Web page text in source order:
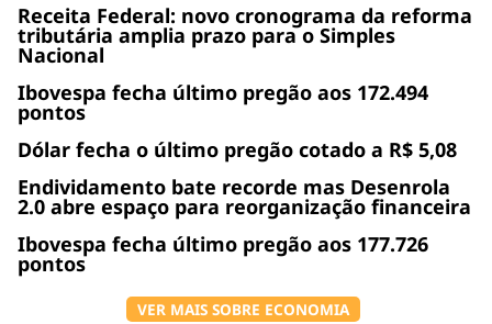
Receita Federal: novo cronograma da reforma
tributária amplia prazo para o Simples
Nacional
Ibovespa fecha último pregão aos 172.494
pontos
Dólar fecha o último pregão cotado a R$ 5,08
Endividamento bate recorde mas Desenrola
2.0 abre espaço para reorganização financeira
Ibovespa fecha último pregão aos 177.726
pontos
VER MAIS SOBRE ECONOMIA